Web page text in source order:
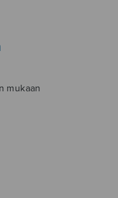
mukaan